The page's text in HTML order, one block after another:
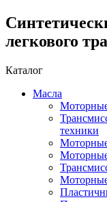
легкового
Каталог
Масла
техники
Моторные
Моторные